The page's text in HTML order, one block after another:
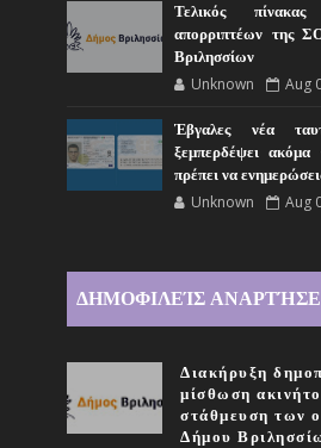
Τελικός
απορριπτέων της
Βριλησσίων
Unknown Aug
Έβγαλες νέα
ξεμπερδέψει ακόμα
πρέπει να
Unknown Aug
ΔΗΜΟΦΙΛΕΊΣ
Διακήρυξη
μίσθωση
στάθμευση των
Δήμου